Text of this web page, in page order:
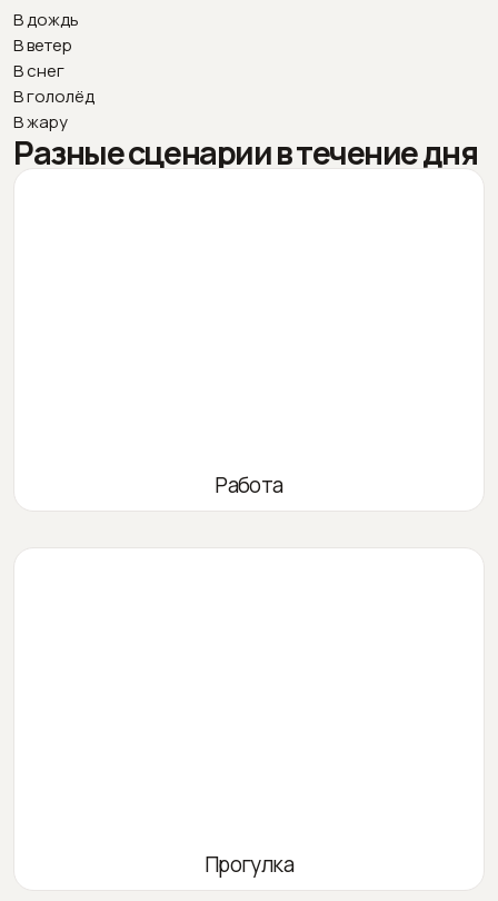
В дождь
В ветер
В снег
В гололёд
В жару
Разные сценарии в течение дня
Работа
Прогулка